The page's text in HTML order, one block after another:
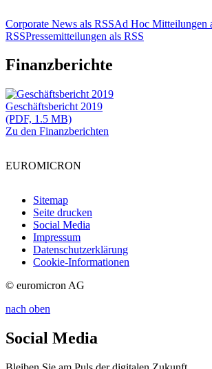
Corporate News als RSSAd Hoc Mitteilungen
RSSPressemitteilungen als RSS
Finanzberichte
Geschäftsbericht 2019
(PDF, 1.5 MB)
Zu den Finanzberichten
EUROMICRON
Sitemap
Seite drucken
Social Media
Impressum
Datenschutzerklärung
Cookie-Informationen
© euromicron AG
nach oben
Social Media